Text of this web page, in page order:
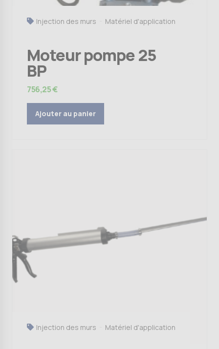
Injection des murs Matériel d'application
Moteur pompe 25
BP
756,25€
Ajouter au panier
Injection des murs Matériel d'application